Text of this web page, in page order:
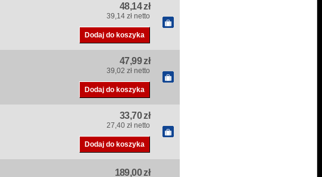
48,14 zł
39,14 zł netto
47,99 zł
39,02 zł netto
33,70 zł
27,40 zł netto
189,00 zł